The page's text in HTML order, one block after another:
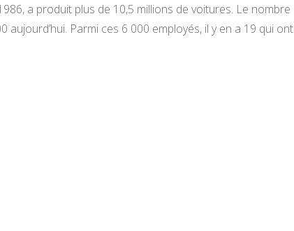
a produit plus de 10,5 millions de voitures. Le nombre
aujourd’hui. Parmi ces 6 000 employés, il y en a 19 qui ont